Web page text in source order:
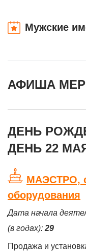
Мужские
АФИША
ДЕНЬ
ДЕНЬ 22
МАЭСТРО,
оборудования
Дата начала
(в годах): 29
Продажа и